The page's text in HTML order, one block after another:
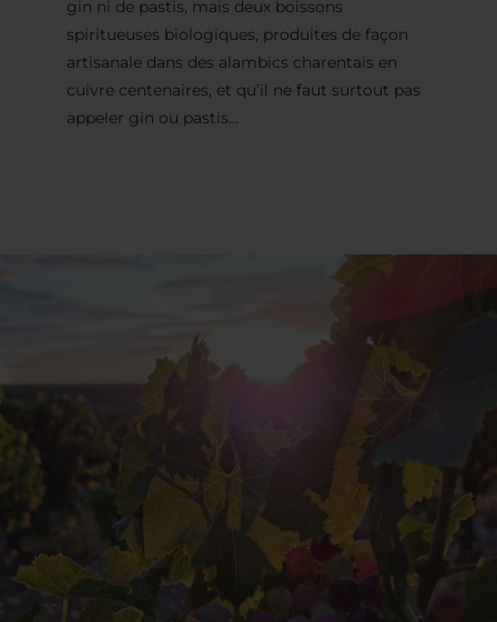
gin ni de pastis, mais deux boissons
spiritueuses biologiques, produites de façon
artisanale dans des alambics charentais en
cuivre centenaires, et qu’il ne faut surtout pas
appeler gin ou pastis…